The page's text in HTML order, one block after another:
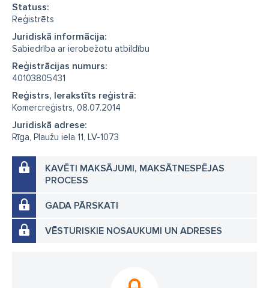
Statuss:
Reģistrēts
Juridiskā informācija:
Sabiedrība ar ierobežotu atbildību
Reģistrācijas numurs:
40103805431
Reģistrs, Ierakstīts reģistrā:
Komercreģistrs, 08.07.2014
Juridiskā adrese:
Rīga, Plaužu iela 11, LV-1073
KAVĒTI MAKSĀJUMI, MAKSĀTNESPĒJAS
PROCESS
GADA PĀRSKATI
VĒSTURISKIE NOSAUKUMI UN ADRESES